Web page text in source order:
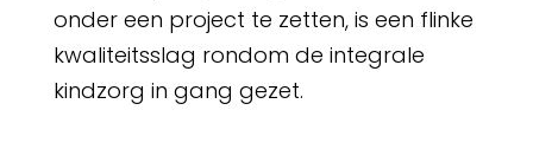
onder een project te zetten, is een flinke
kwaliteitsslag rondom de integrale
kindzorg in gang gezet.